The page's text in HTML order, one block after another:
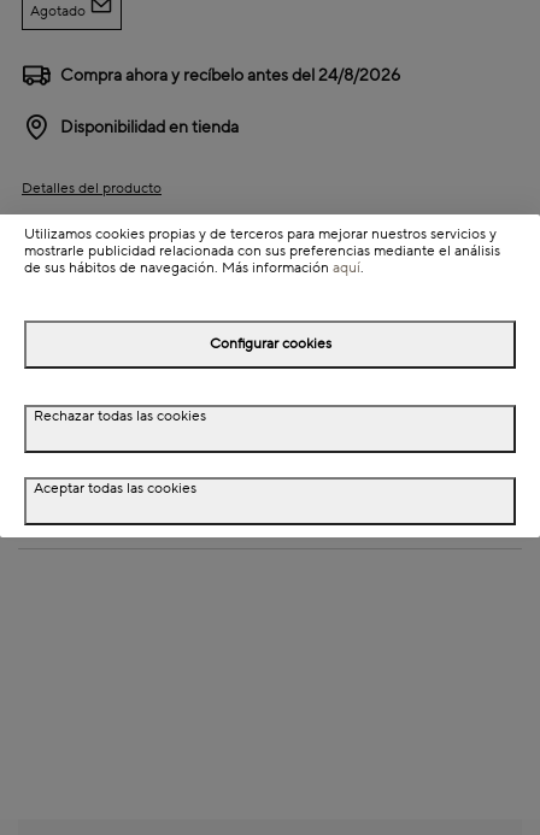
Agotado
Compra ahora y recíbelo antes del24/8/2026
Disponibilidad en tienda
Detalles del producto
Información de envío
Detalles del producto
Descripción
Dimensiones
Utilizamos cookies propias y de terceros para mejorar nuestros servicios y
mostrarle publicidad relacionada con sus preferencias mediante el análisis
de sus hábitos de navegación. Más información aquí.
Configurar cookies
Rechazar todas las cookies
Aceptar todas las cookies